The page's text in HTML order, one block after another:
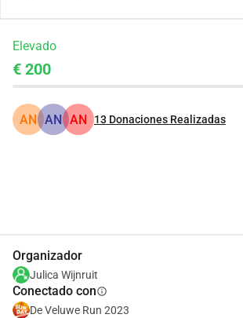
Elevado
€ 200
AN AN AN 13 Donaciones Realizadas
Organizador
Julica Wijnruit
Conectado coninfo
De Veluwe Run 2023